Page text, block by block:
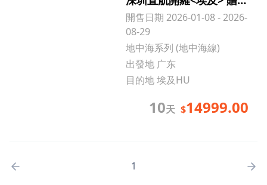
指定關口接送「增遊全新
開幕博物館 住尼羅河遊船
+包含一程內陸機」10天
純玩團
開售日期 2026-01-08 - 2026-
08-29
地中海系列 (地中海線)
出發地 广东
目的地 埃及HU
10天 $14999.00
1